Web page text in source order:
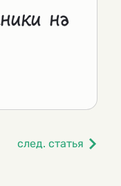
на
след. статья